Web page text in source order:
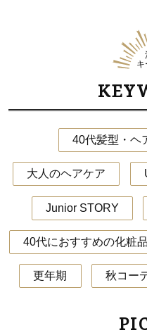
キ
40代髪型・ヘ
大人のヘアケア
Junior STORY
更年期 秋コー